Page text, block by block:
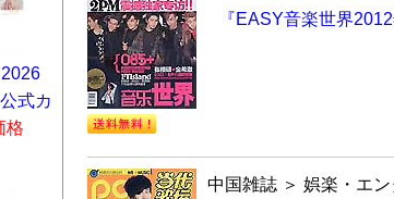
2026
式カ
格
『EASY音楽世界2012
中国雑誌 ＞ 娯楽・エン